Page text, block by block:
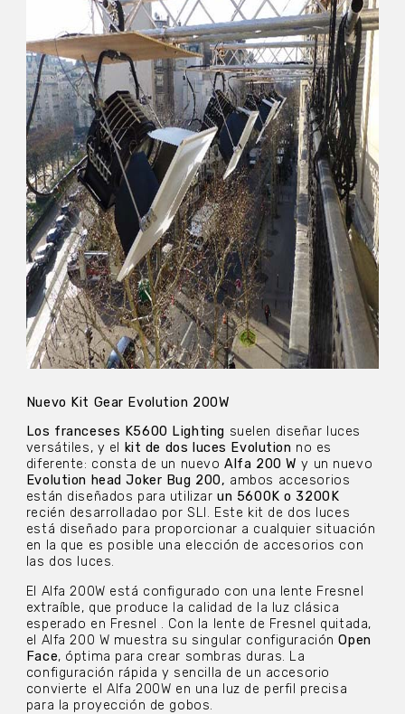
Nuevo Kit Gear Evolution 200W
Los franceses K5600 Lighting suelen diseñar luces
versátiles, y el
kit de dos luces Evolution no es
diferente: consta de un nuevoAlfa 200 W y un nuevo
Evolution head Joker Bug 200, ambos accesorios
están diseñados para utilizarun 5600K o 3200K
recién desarrolladao por SLI. Este kit de dos luces
está diseñado para proporcionar a cualquier situación
en la que es posible una elección de accesorios con
las dos luces.
El Alfa 200W está configurado con una lente Fresnel
extraíble, que produce la calidad de la luz clásica
esperado en Fresnel . Con la lente de Fresnel quitada,
el Alfa 200 W muestra su singular configuraciónOpen
Face, óptima para crear sombras duras. La
configuración rápida y sencilla de un accesorio
convierte el Alfa 200W en una luz de perfil precisa
para la proyección de gobos.